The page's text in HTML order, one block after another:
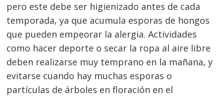
pero este debe ser higienizado antes de cada
temporada, ya que acumula esporas de hongos
que pueden empeorar la alergia. Actividades
como hacer deporte o secar la ropa al aire libre
deben realizarse muy temprano en la mañana, y
evitarse cuando hay muchas esporas o
partículas de árboles en floración en el
Navegación
de
entradas